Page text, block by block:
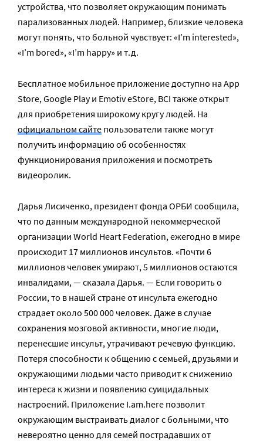
устройства, что позволяет окружающим понимать
парализованных людей. Например, близкие человека
могут понять, что больной чувствует: «I’m interested»,
«I’m bored», «I’m happy» и т.д.
Бесплатное мобильное приложение доступно на App
Store, Google Play и Emotiv eStore, BCI также открыт
для приобретения широкому кругу людей. На
официальном сайте пользователи также могут
получить информацию об особенностях
функционирования приложения и посмотреть
видеоролик.
Дарья Лисиченко, президент фонда ОРБИ сообщила,
что по данным международной некоммерческой
организации World Heart Federation, ежегодно в мире
происходит 17 миллионов инсультов. «Почти 6
миллионов человек умирают, 5 миллионов остаются
инвалидами, — сказала Дарья. — Если говорить о
России, то в нашей стране от инсульта ежегодно
страдает около 500 000 человек. Даже в случае
сохранения мозговой активности, многие люди,
перенесшие инсульт, утрачивают речевую функцию.
Потеря способности к общению с семьей, друзьями и
окружающими людьми часто приводит к снижению
интереса к жизни и появлению суицидальных
настроений. Приложение I.am.here позволит
окружающим выстраивать диалог c больными, что
невероятно ценно для семей пострадавших от